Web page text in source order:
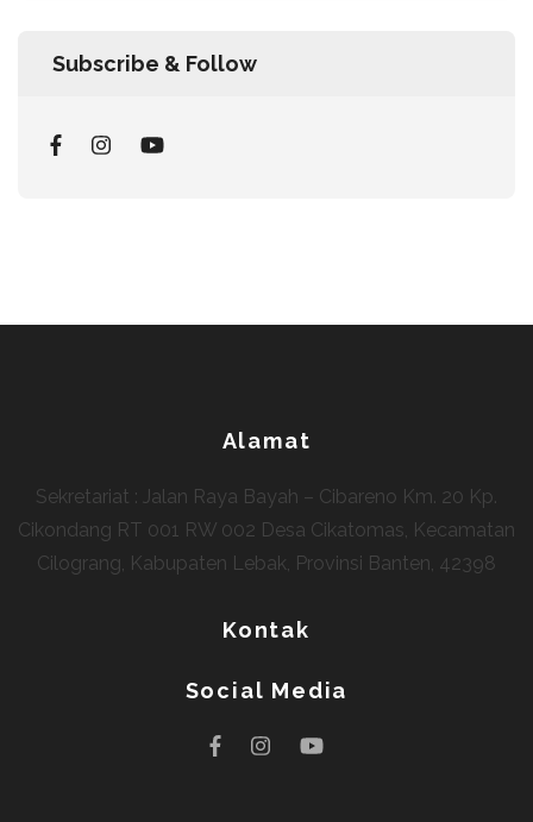
Subscribe & Follow
Alamat
Sekretariat : Jalan Raya Bayah – Cibareno Km. 20 Kp.
Cikondang RT 001 RW 002 Desa Cikatomas, Kecamatan
Cilograng, Kabupaten Lebak, Provinsi Banten, 42398
Kontak
Social Media